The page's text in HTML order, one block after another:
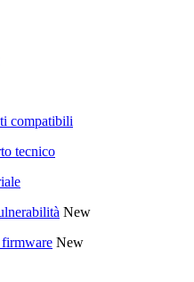
compatibili
tecnico
New
New